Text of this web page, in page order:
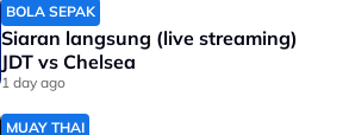
BOLA SEPAK
Siaran langsung (live streaming)
JDT vs Chelsea
1 day ago
MUAY THAI